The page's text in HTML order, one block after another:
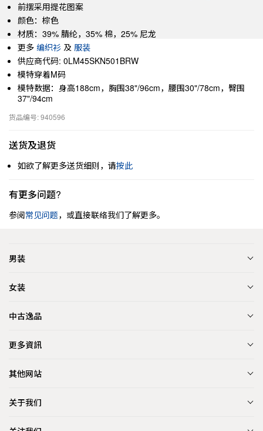
前摆采用提花图案
颜色：棕色
材质：39% 腈纶，35% 棉，25% 尼龙
更多 编织衫 及 服装
供应商代码: 0LM45SKN501BRW
模特穿着M码
模特数据：身高188cm，胸围38"/96cm，腰围30"/78cm，臀围
37"/94cm
货品编号: 940596
送货及退货
如欲了解更多送货细则，请按此
有更多问题?
参阅常见问题，或直接联络我们了解更多。
男装
女装
中古逸品
更多資訊
其他网站
关于我们